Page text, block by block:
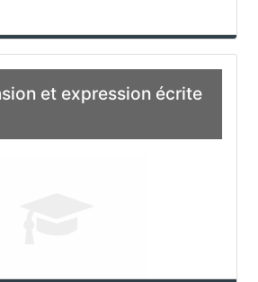
et expression écrite